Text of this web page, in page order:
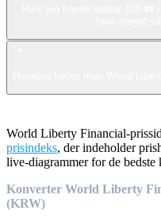
World Liberty Financial-
prisindeks, der indeholder
live-diagrammer for de bedste
Konverter World Liberty
(KRW)